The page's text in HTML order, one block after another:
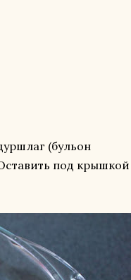
(бульон
под крышкой